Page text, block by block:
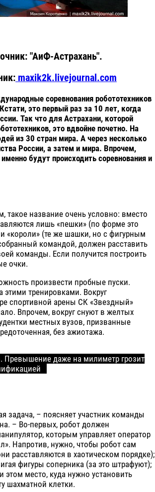
"АиФ-Астрахань".
maxik2k.livejournal.com
соревнования робототехников
это первый раз за 10 лет, когда
Так что для Астрахани, которой
это вдвойне почетно. На
из 30 стран мира. А через несколько
России, а затем и мира. Впрочем,
будут происходить соревнования и
такое название очень условно: вместо
лишь «пешки» (по форме это
«короли» (те же шашки, но с фигурным
командой, должен расставить
команды. Если получится построить
очки.
произвести пробные пуски.
этими тренировками. Вокруг
спортивной арены СК «Звездный»
Впрочем, вокруг снуют в желтых
местных вузов, призванные
без ажиотажа.
Превышение даже на милиметр грозит
задача, – поясняет участник команды
– Во-первых, робот должен
которым управляет оператор
Напротив, нужно, чтобы робот сам
расставляются в хаотическом порядке);
фигуры соперника (за это штрафуют);
этом место, куда нужно установить
шахматной клетки.